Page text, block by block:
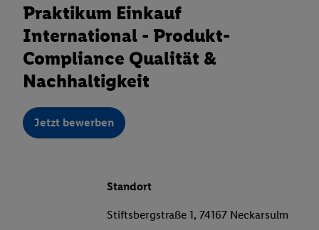
Praktikum Einkauf
International - Produkt-
Compliance Qualität &
Nachhaltigkeit
Jetzt bewerben
Standort
Stiftsbergstraße 1, 74167 Neckarsulm